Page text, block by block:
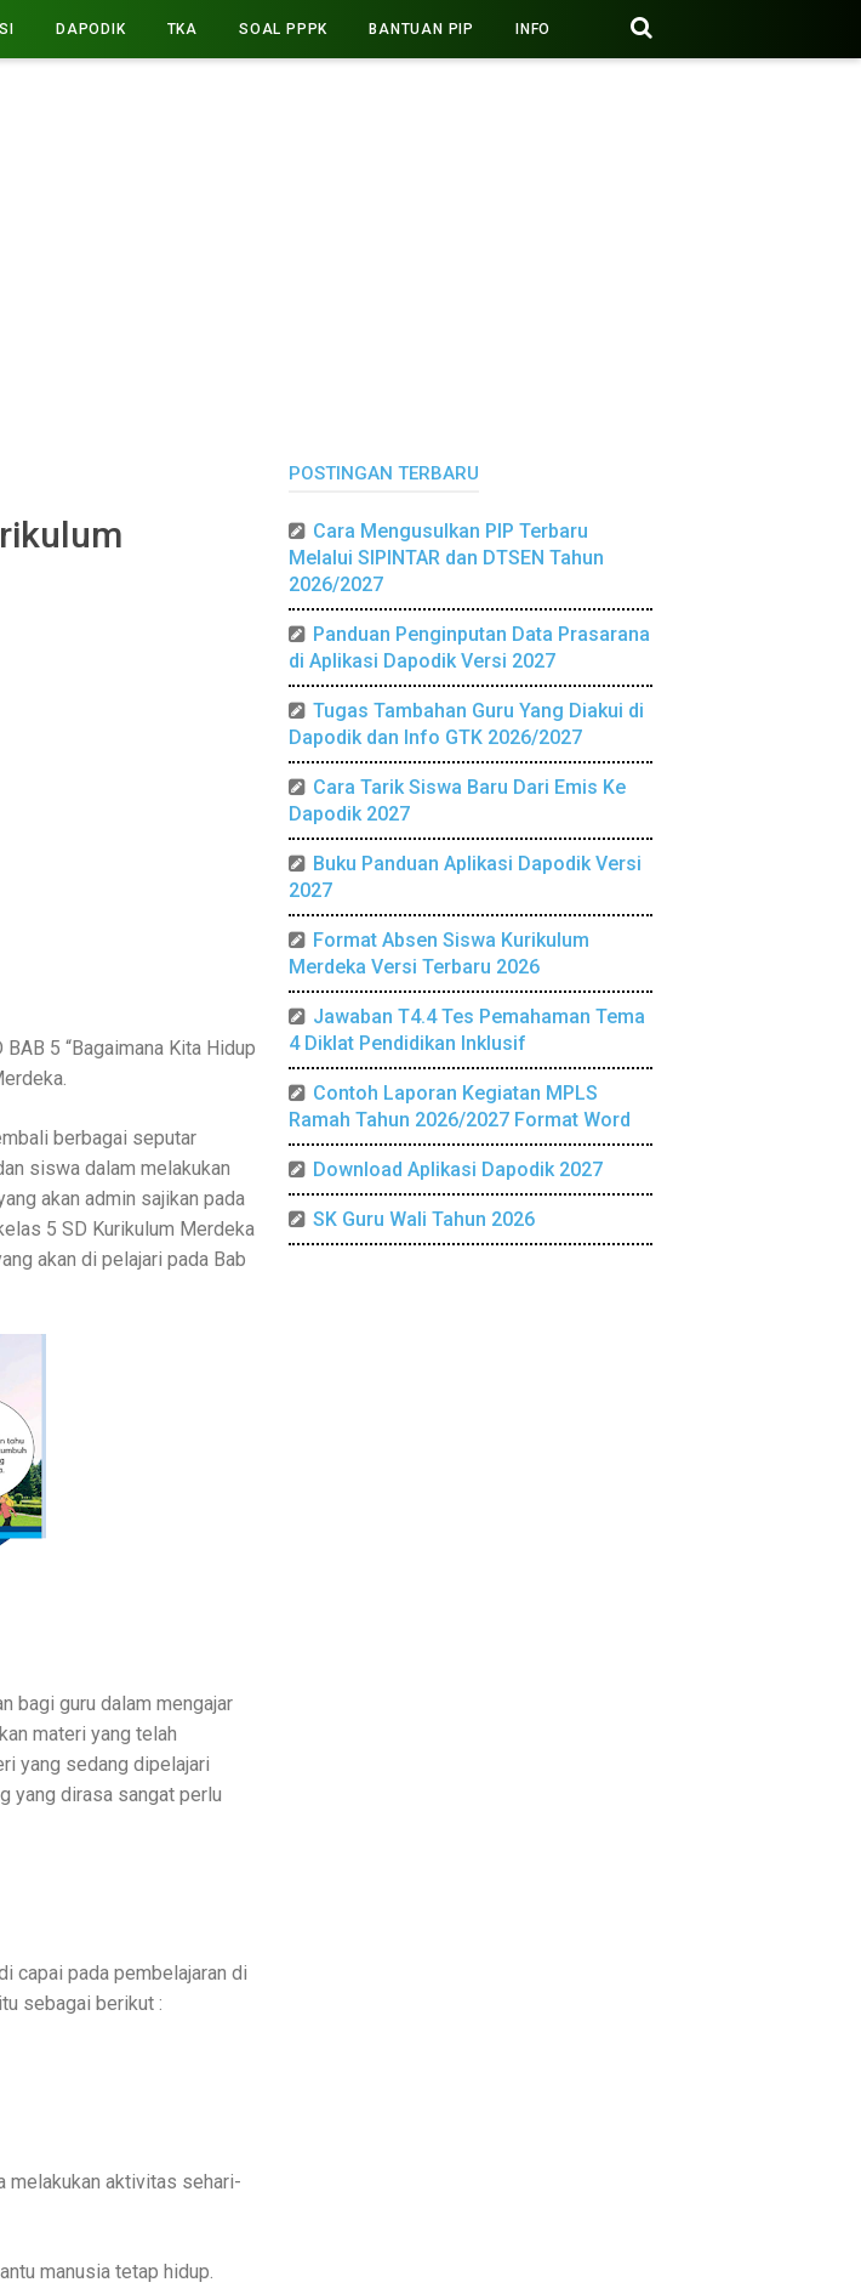
DAPODIK TKA SOAL PPPK BANTUAN PIP INFO
5 “Bagaimana Kita Hidup
berbagai seputar
siswa dalam melakukan
akan admin sajikan pada
5 SD Kurikulum Merdeka
akan di pelajari pada Bab
bagi guru dalam mengajar
materi yang telah
yang sedang dipelajari
yang dirasa sangat perlu
capai pada pembelajaran di
sebagai berikut :
melakukan aktivitas sehari-
manusia tetap hidup.
POSTINGAN TERBARU
Cara Mengusulkan PIP Terbaru
Melalui SIPINTAR dan DTSEN Tahun
2026/2027
Panduan Penginputan Data Prasarana
di Aplikasi Dapodik Versi 2027
Tugas Tambahan Guru Yang Diakui di
Dapodik dan Info GTK 2026/2027
Cara Tarik Siswa Baru Dari Emis Ke
Dapodik 2027
Buku Panduan Aplikasi Dapodik Versi
2027
Format Absen Siswa Kurikulum
Merdeka Versi Terbaru 2026
Jawaban T4.4 Tes Pemahaman Tema
4 Diklat Pendidikan Inklusif
Contoh Laporan Kegiatan MPLS
Ramah Tahun 2026/2027 Format Word
Download Aplikasi Dapodik 2027
SK Guru Wali Tahun 2026